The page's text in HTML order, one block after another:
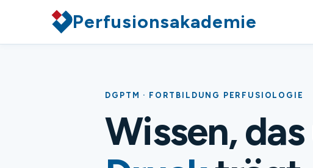
Perfusionsakademie
DGPTM · FORTBILDUNG PERFUSIOLOGIE
Wissen, das